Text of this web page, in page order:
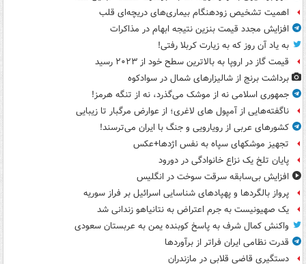
اهمیت تشخیص زودهنگام بیماری‌های دریچه‌ای قلب
افزایش مجدد قیمت بنزین نتیجه ابهام در مذاکرات
به یاد آن روز که به زیارت کربلا رفتی!
قیمت گاز در اروپا به بالاترین سطح خود از ۲۰۲۳ رسید
برداشت برنج از شالیزارهای شمال در سوادکوه
جمهوری اسلامی نه از موشک می‌گذرد، نه از تنگه هرمز!
ناگفته‌هایی از آمپول های لاغری؛ از عوارض مرگبار تا زیبایی
کشورهای عربی از رویارویی و جنگ با ایران می‌ترسند!
تجهیز موشکهای سپاه به نفس اژدها+عکس
پایان تلخ یک نزاع خانوادگی در دورود
افزایش بی‌سابقه سرقت سوخت در انگلیس
پرواز بالگردها و پهپادهای شناسایی اسرائیل بر فراز سوریه
یک صهیونیست به جرم اعتراض به نتانیاهو زندانی شد
واکنش کمال شرف به پاسخ کوبنده یمن به عربستان سعودی
قدرت نظامی ایران فراتر از برآوردها
دستگیری قاضی قلابی در مازندران